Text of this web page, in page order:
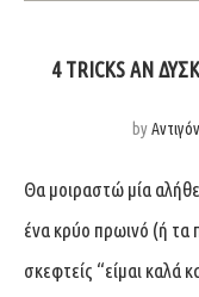
4 TRICKS ΑΝ
by
Θα μοιραστώ μία
ένα κρύο πρωινό (ή τα
σκεφτείς “είμαι καλά